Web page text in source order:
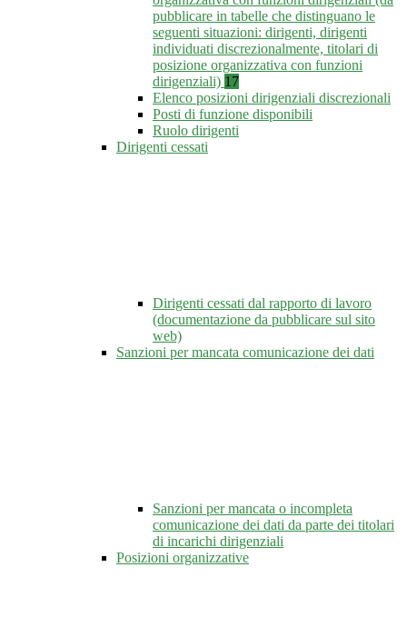
pubblicare in tabelle che distinguano le
seguenti situazioni: dirigenti, dirigenti
individuati discrezionalmente, titolari di
posizione organizzativa con funzioni
dirigenziali) 17
Elenco posizioni dirigenziali discrezionali
Posti di funzione disponibili
Ruolo dirigenti
Dirigenti cessati
Dirigenti cessati dal rapporto di lavoro
(documentazione da pubblicare sul sito
web)
Sanzioni per mancata comunicazione dei dati
Sanzioni per mancata o incompleta
comunicazione dei dati da parte dei titolari
di incarichi dirigenziali
Posizioni organizzative